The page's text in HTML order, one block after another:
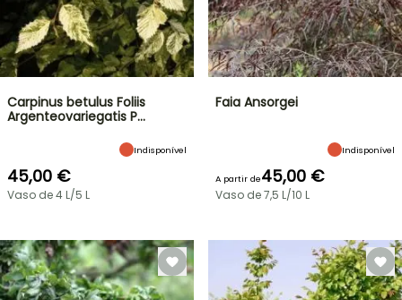
Carpinus betulus Foliis
Argenteovariegatis P…
Indisponível
45,00 €
Vaso de 4 L/5 L
Faia Ansorgei
Indisponível
A partir de45,00 €
Vaso de 7,5 L/10 L